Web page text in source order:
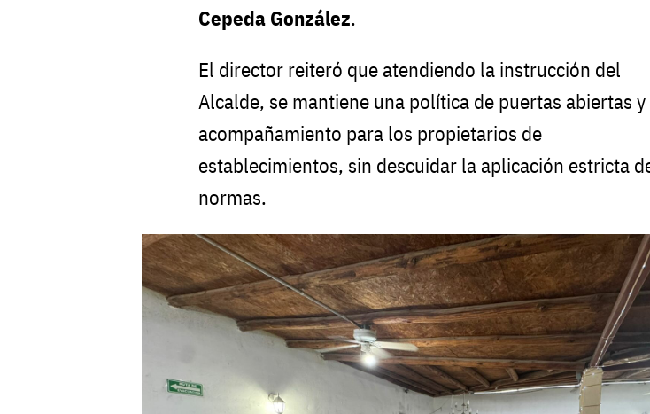
Cepeda González.
El director reiteró que atendiendo la instrucción del
Alcalde, se mantiene una política de puertas abiertas y
acompañamiento para los propietarios de
establecimientos, sin descuidar la aplicación estricta
normas.